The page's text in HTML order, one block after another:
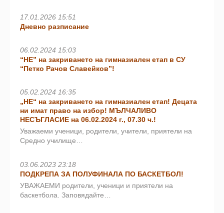
17.01.2026 15:51
Дневно разписание
06.02.2024 15:03
“НЕ” на закриването на гимназиален етап в СУ
“Петко Рачов Славейков”!
05.02.2024 16:35
„НЕ“ на закриването на гимназиален етап! Децата
ни имат право на избор! МЪЛЧАЛИВО
НЕСЪГЛАСИЕ на 06.02.2024 г., 07.30 ч.!
Уважаеми ученици, родители, учители, приятели на
Средно училище…
03.06.2023 23:18
ПОДКРЕПА ЗА ПОЛУФИНАЛА ПО БАСКЕТБОЛ!
УВАЖАЕМИ родители, ученици и приятели на
баскетбола. Заповядайте…